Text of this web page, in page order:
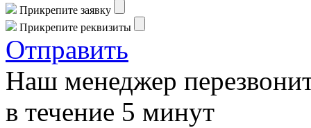
Прикрепите заявку
Прикрепите реквизиты
Отправить
Наш менеджер
в течение 5 минут